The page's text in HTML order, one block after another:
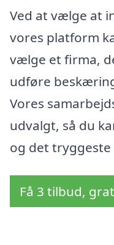
Ved at vælge at
vores platform
vælge et firma,
udføre
Vores
udvalgt, så du
og det
Få 3 tilbud,